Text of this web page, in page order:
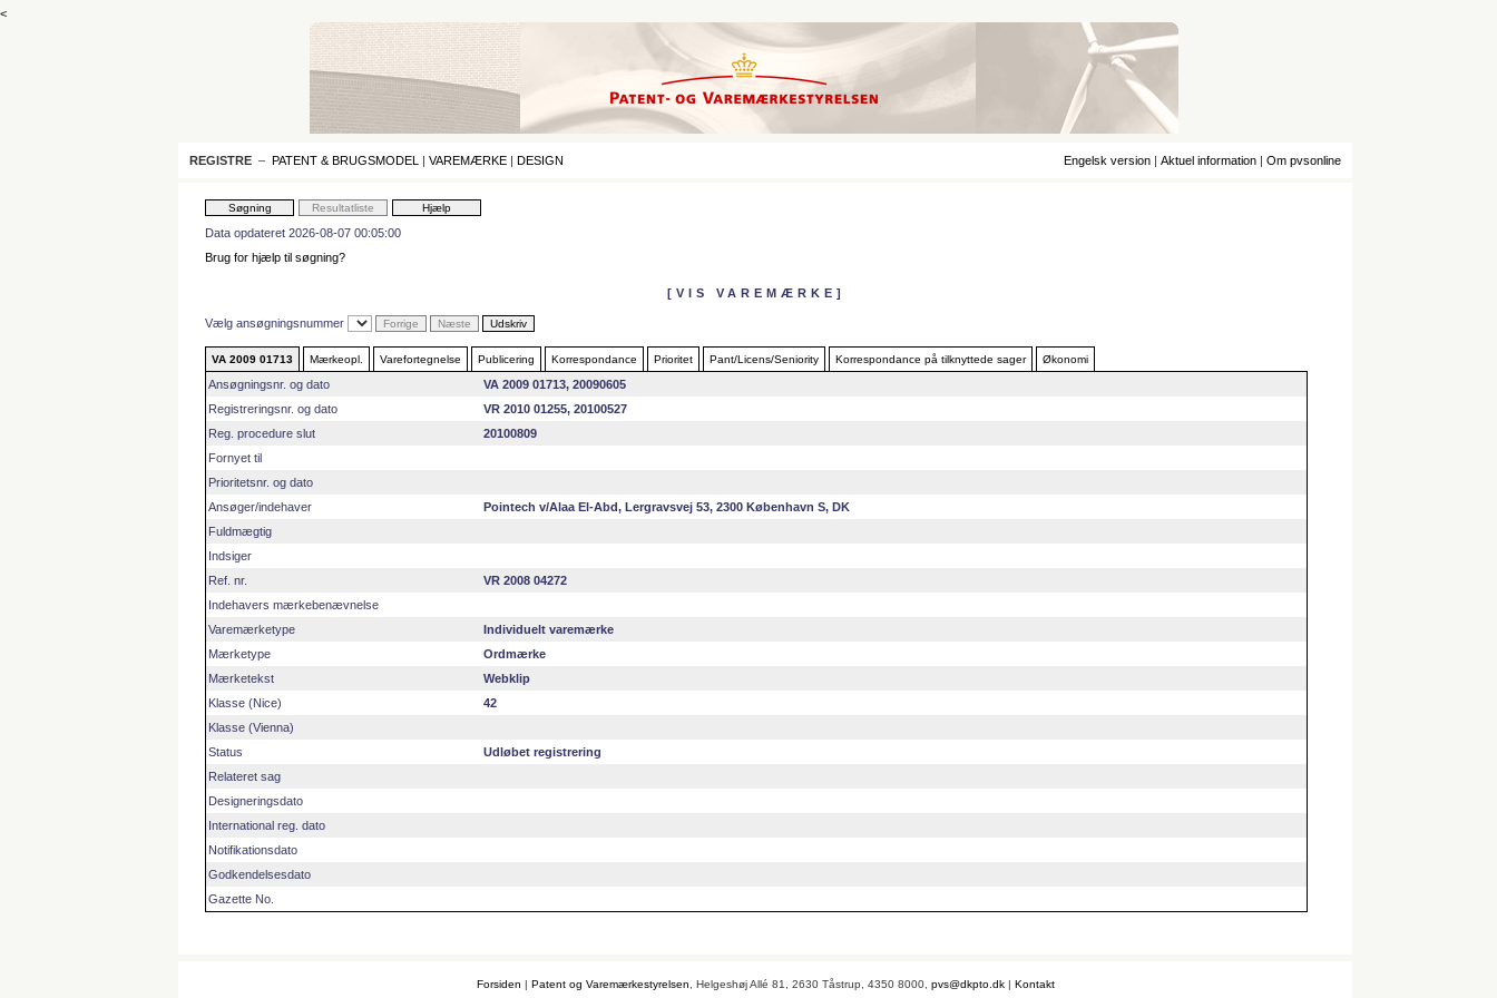
<
Engelsk version | Aktuel information | Om pvsonline
REGISTRE – PATENT & BRUGSMODEL | VAREMÆRKE | DESIGN
Data opdateret 2026-08-07 00:05:00
Brug for hjælp til søgning?
[VIS VAREMÆRKE]
Vælg ansøgningsnummer
VA 2009 01713 Mærkeopl. Varefortegnelse Publicering Korrespondance Prioritet Pant/Licens/Seniority Korrespondance på tilknyttede sager Økonomi
Ansøgningsnr. og dato
VA 2009 01713, 20090605
Registreringsnr. og dato
VR 2010 01255, 20100527
Reg. procedure slut
20100809
Fornyet til
Prioritetsnr. og dato
Ansøger/indehaver
Pointech v/Alaa El-Abd, Lergravsvej 53, 2300 København S, DK
Fuldmægtig
Indsiger
Ref. nr.
VR 2008 04272
Indehavers mærkebenævnelse
Varemærketype
Individuelt varemærke
Mærketype
Ordmærke
Mærketekst
Webklip
Klasse (Nice)
42
Klasse (Vienna)
Status
Udløbet registrering
Relateret sag
Designeringsdato
International reg. dato
Notifikationsdato
Godkendelsesdato
Gazette No.
Forsiden | Patent og Varemærkestyrelsen , Helgeshøj Allé 81, 2630 Tåstrup, 4350 8000, pvs@dkpto.dk| Kontakt